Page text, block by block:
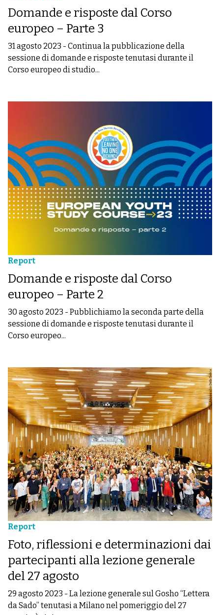
Domande e risposte dal Corso
europeo – Parte 3
31 agosto 2023 - Continua la pubblicazione della
sessione di domande e risposte tenutasi durante il
Corso europeo di studio...
Report
Domande e risposte dal Corso
europeo – Parte 2
30 agosto 2023 - Pubblichiamo la seconda parte della
sessione di domande e risposte tenutasi durante il
Corso europeo...
Report
Foto, riflessioni e determinazioni dai
partecipanti alla lezione generale
del 27 agosto
29 agosto 2023 - La lezione generale sul Gosho “Lettera
da Sado” tenutasi a Milano nel pomeriggio del 27